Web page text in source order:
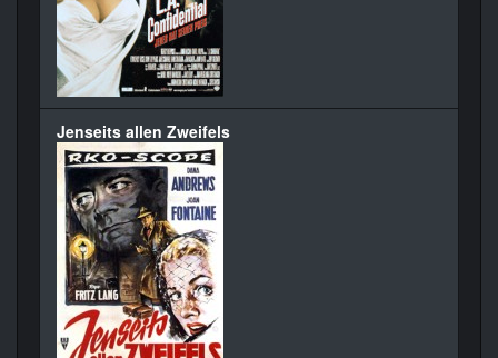
Jenseits allen Zweifels